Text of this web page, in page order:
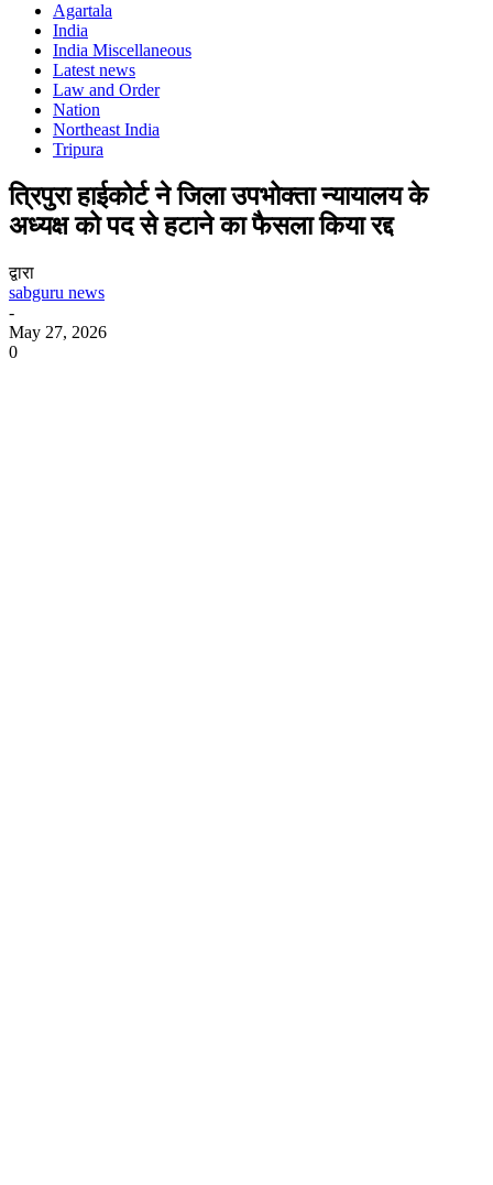
Agartala
India
India Miscellaneous
Latest news
Law and Order
Nation
Northeast India
Tripura
त्रिपुरा हाईकोर्ट ने जिला उपभोक्ता न्यायालय के
अध्यक्ष को पद से हटाने का फैसला किया रद्द
द्वारा
sabguru news
-
May 27, 2026
0